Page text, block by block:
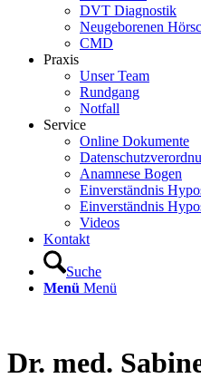
DVT Diagnostik
Neugeborenen
CMD
Praxis
Unser Team
Rundgang
Notfall
Service
Online Dokumente
Anamnese Bogen
Einverständnis
Einverständnis
Videos
Kontakt
Suche
Menü Menü
Dr. med.